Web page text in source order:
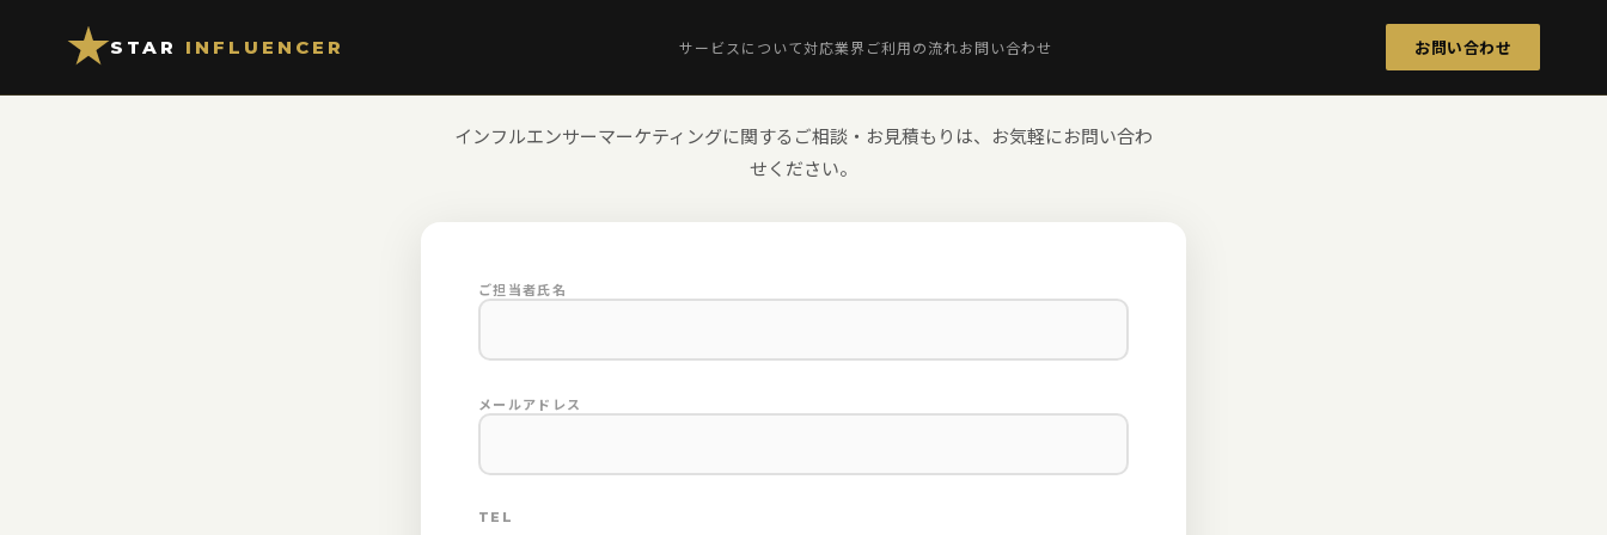
STAR INFLUENCER サービスについて対応業界 ご利用の流れお問い合わせ お問い合わせ
インフルエンサーマーケティングに関するご相談・お見積もりは、お気軽にお問い合わ
せください。
ご担当者氏名
メールアドレス
TEL